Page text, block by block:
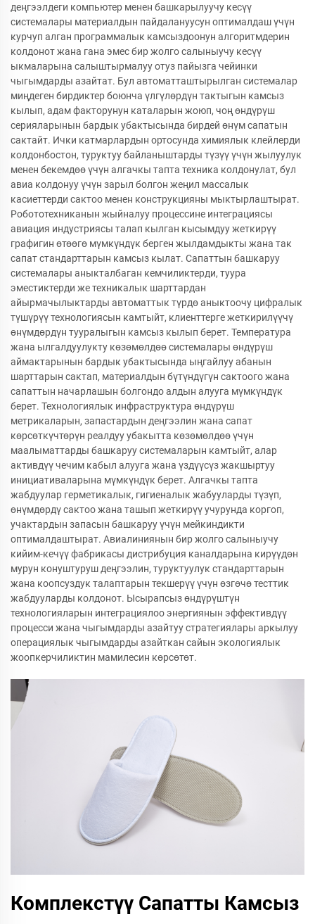
деңгээлдеги компьютер менен башкарылуучу кесүү
системалары материалдын пайдалануусун оптималдаш үчүн
курчуп алган программалык камсыздоонун алгоритмдерин
колдонот жана гана эмес бир жолго салыныучу кесүү
ыкмаларына салыштырмалуу отуз пайызга чейинки
чыгымдарды азайтат. Бул автоматташтырылган системалар
миңдеген бирдиктер боюнча үлгүлөрдүн тактыгын камсыз
кылып, адам факторунун каталарын жоюп, чоң өндүрүш
серияларынын бардык убактысында бирдей өнүм сапатын
сактайт. Ички катмарлардын ортосунда химиялык клейлерди
колдонбостон, туруктуу байланыштарды түзүү үчүн жылуулук
менен бекемдөө үчүн алгачкы тапта техника колдонулат, бул
авиа колдонуу үчүн зарыл болгон жеңил массалык
касиеттерди сактоо менен конструкцияны мыктырлаштырат.
Робототехниканын жыйналуу процессине интеграциясы
авиация индустриясы талап кылган кысымдуу жеткирүү
графигин өтөөгө мүмкүндүк берген жылдамдыкты жана так
сапат стандарттарын камсыз кылат. Сапаттын башкаруу
системалары аныкталбаган кемчиликтерди, туура
эместиктерди же техникалык шарттардан
айырмачылыктарды автоматтык түрдө аныктоочу цифралык
түшүрүү технологиясын камтыйт, клиенттерге жеткирилүүчү
өнүмдөрдүн тууралыгын камсыз кылып берет. Температура
жана ылгалдуулукту көзөмөлдөө системалары өндүрүш
аймактарынын бардык убактысында ыңгайлуу абанын
шарттарын сактап, материалдын бүтүндүгүн сактоого жана
сапаттын начарлашын болгондо алдын алууга мүмкүндүк
берет. Технологиялык инфраструктура өндүрүш
метрикаларын, запастардын деңгээлин жана сапат
көрсөткүчтөрүн реалдуу убакытта көзөмөлдөө үчүн
маалыматтарды башкаруу системаларын камтыйт, алар
активдүү чечим кабыл алууга жана үздүүсүз жакшыртуу
инициативаларына мүмкүндүк берет. Алгачкы тапта
жабдуулар герметикалык, гигиеналык жабууларды түзүп,
өнүмдөрдү сактоо жана ташып жеткирүү учурунда коргоп,
учактардын запасын башкаруу үчүн мейкиндикти
оптималдаштырат. Авиалиниянын бир жолго салыныучу
кийим-кечүү фабрикасы дистрибуция каналдарына кирүүдөн
мурун конуштуруш деңгээлин, туруктуулук стандарттарын
жана коопсуздук талаптарын текшерүү үчүн өзгөчө тесттик
жабдууларды колдонот. Ысырапсыз өндүрүштүн
технологияларын интеграциялоо энергиянын эффективдүү
процесси жана чыгымдарды азайтуу стратегиялары аркылуу
операциялык чыгымдарды азайткан сайын экологиялык
жоопкерчиликтин мамилесин көрсөтөт.
Комплекстүү Сапатты Камсыз